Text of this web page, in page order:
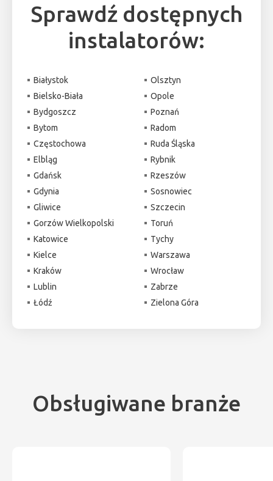
Sprawdź dostępnych
instalatorów:
Białystok
Bielsko-Biała
Bydgoszcz
Bytom
Częstochowa
Elbląg
Gdańsk
Gdynia
Gliwice
Gorzów Wielkopolski
Katowice
Kielce
Kraków
Lublin
Łódź
Olsztyn
Opole
Poznań
Radom
Ruda Śląska
Rybnik
Rzeszów
Sosnowiec
Szczecin
Toruń
Tychy
Warszawa
Wrocław
Zabrze
Zielona Góra
Obsługiwane branże